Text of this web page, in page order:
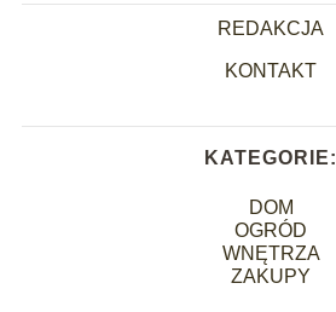
REDAKCJA
KONTAKT
KATEGORIE:
DOM
OGRÓD
WNĘTRZA
ZAKUPY